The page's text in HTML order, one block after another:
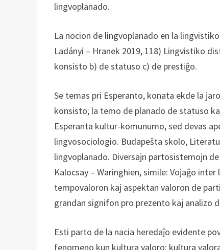
lingvoplanado.
La nocion de lingvoplanado en la
Ladányi – Hranek 2019, 118) Lingvistiko
konsisto b) de statuso c) de prestiĝo.
Se temas pri Esperanto, konata ekde la
konsisto; la temo de planado de statuso
Esperanta kultur-komunumo, sed devas
lingvosociologio. Budapeŝta skolo,
lingvoplanado. Diversajn partosistemojn
Kalocsay – Waringhien, simile: Vojaĝo
tempovaloron kaj aspektan valoron de
grandan signifon pro prezento kaj analizo
Esti parto de la nacia heredaĵo evidente
fenomeno kun kultura valoro: kultura